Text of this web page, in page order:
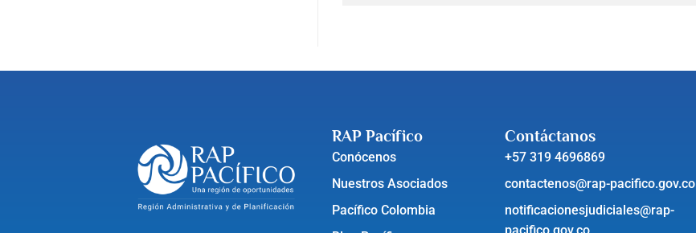
RAP Pacífico
Conócenos
Nuestros Asociados
Pacífico Colombia
Contáctanos
+57 319 4696869
contactenos@rap-pacifico.gov.co
notificacionesjudiciales@rap-
pacifico.gov.co